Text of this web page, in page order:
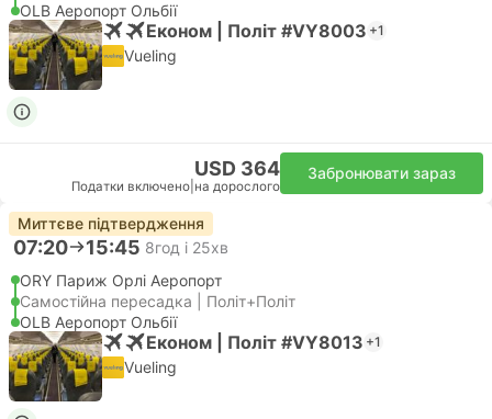
OLB Аеропорт Ольбії
Економ | Політ #VY8003 +1
Vueling
USD 364
Податки включено на дорослого
Забронювати зараз
Миттєве підтвердження
07:20 15:45 8год і 25хв
ORY Париж Орлі Аеропорт
Самостійна пересадка | Політ+Політ
OLB Аеропорт Ольбії
Економ | Політ #VY8013 +1
Vueling